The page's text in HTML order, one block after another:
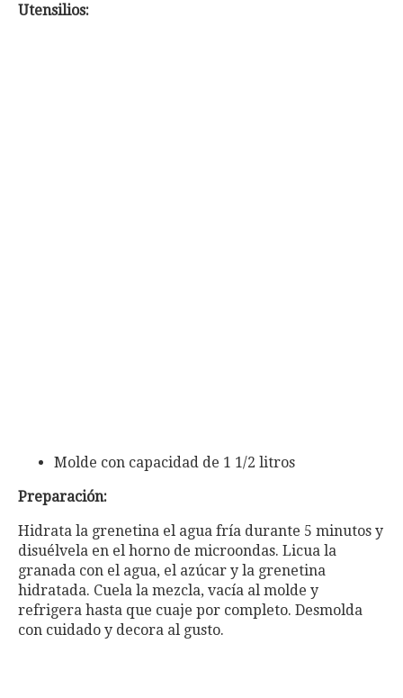
Utensilios:
Molde con capacidad de 1 1/2 litros
Preparación:
Hidrata la grenetina el agua fría durante 5 minutos y
disuélvela en el horno de microondas. Licua la
granada con el agua, el azúcar y la grenetina
hidratada. Cuela la mezcla, vacía al molde y
refrigera hasta que cuaje por completo. Desmolda
con cuidado y decora al gusto.